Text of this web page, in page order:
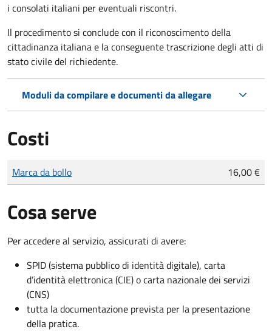
i consolati italiani per eventuali riscontri.
Il procedimento si conclude con il riconoscimento della
cittadinanza italiana e la conseguente trascrizione degli atti di
stato civile del richiedente.
Moduli da compilare e documenti da allegare
Costi
Tipo di pagamento
Importo
Marca da bollo 16,00 €
Cosa serve
Per accedere al servizio, assicurati di avere:
SPID (sistema pubblico di identità digitale), carta
d’identità elettronica (CIE) o carta nazionale dei servizi
(CNS)
tutta la documentazione prevista per la presentazione
della pratica.